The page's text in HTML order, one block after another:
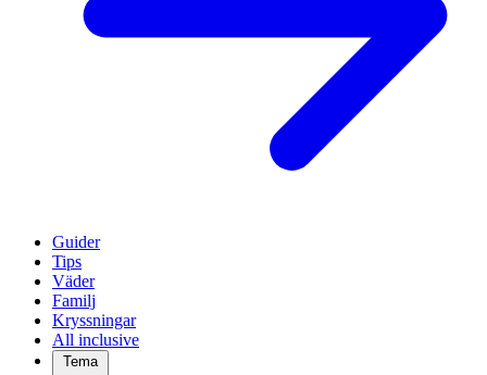
Guider
Tips
Väder
Familj
Kryssningar
All inclusive
Tema